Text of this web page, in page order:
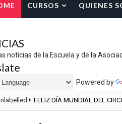
CURSOS QUIENES
noticias de la Escuela y de la
Powered by
FELIZ DÍA MUNDIAL DEL